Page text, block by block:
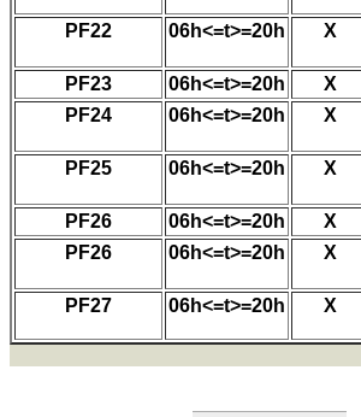
PF22
06h<=t>=20h X
PF23
06h<=t>=20h X
PF24
06h<=t>=20h X
PF25
06h<=t>=20h X
PF26
06h<=t>=20h X
PF26
06h<=t>=20h X
PF27
06h<=t>=20h X